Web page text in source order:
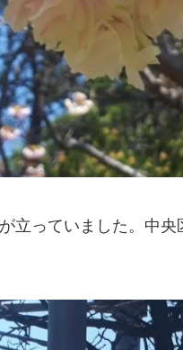
立っていました。中